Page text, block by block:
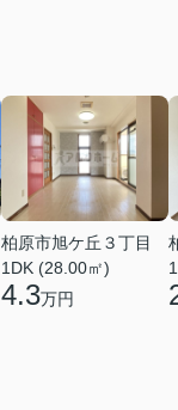
柏原市旭ケ丘３丁目
1DK (28.00㎡)
4.3万円